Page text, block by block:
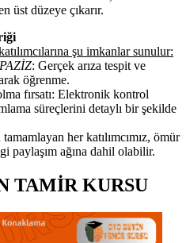
üst düzeye çıkarır.
şu imkanlar sunulur:
: Gerçek arıza tespit ve
öğrenme.
fırsatı: Elektronik kontrol
süreçlerini detaylı bir şekilde
her katılımcımız, ömür
paylaşım ağına dahil olabilir.
TAMİR KURSU